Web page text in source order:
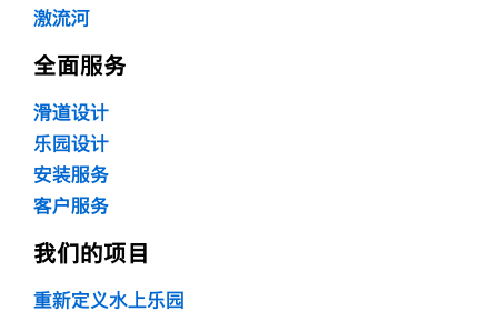
激流河
全面服务
滑道设计
乐园设计
安装服务
客户服务
我们的项目
重新定义水上乐园